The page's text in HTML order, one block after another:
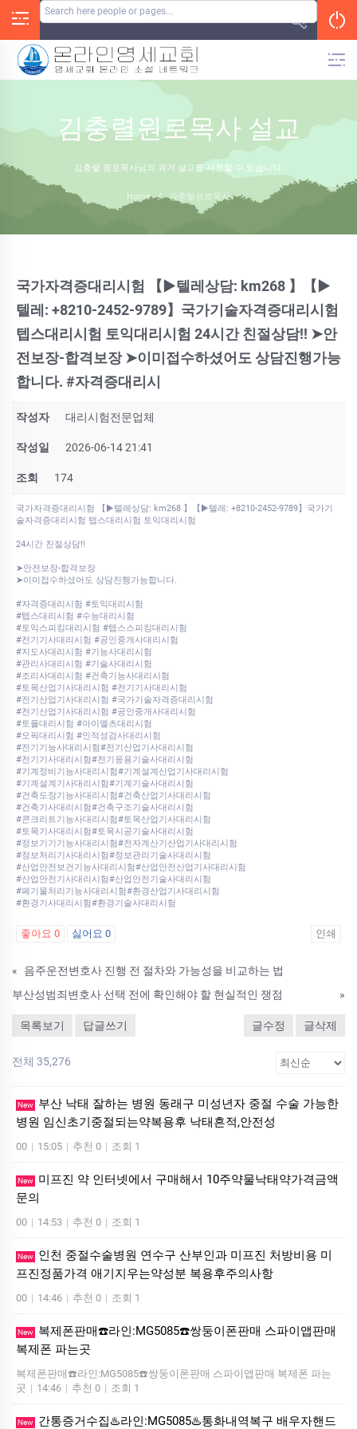
김충렬원로목사 설교
김충렬 원로목사님의 과거 설교를 시청할 수 있습니다.
Home / 김충렬원로목사
국가자격증대리시험 【▶텔레상담: km268 】【▶
텔레: +8210-2452-9789】국가기술자격증대리시험
텝스대리시험 토익대리시험 24시간 친절상담!! ➤안
전보장-합격보장 ➤이미접수하셨어도 상담진행가능
합니다. #자격증대리시
작성자 대리시험전문업체
작성일 2026-06-14 21:41
조회 174
국가자격증대리시험 【▶텔레상담: km268 】【▶텔레: +8210-2452-9789】국가기
술자격증대리시험 텝스대리시험 토익대리시험
24시간 친절상담!!
➤안전보장-합격보장
➤이미접수하셨어도 상담진행가능합니다.
#자격증대리시험 #토익대리시험
#텝스대리시험 #수능대리시험
#토익스피킹대리시험 #텝스스피킹대리시험
#전기기사대리시험 #공인중개사대리시험
#지도사대리시험 #기능사대리시험
#관리사대리시험 #기술사대리시험
#조리사대리시험 #건축기능사대리시험
#토목산업기사대리시험 #전기기사대리시험
#전기산업기사대리시험 #국가기술자격증대리시험
#전기산업기사대리시험 #공인중개사대리시험
#토플대리시험 #아이엘츠대리시험
#오픽대리시험 #인적성검사대리시험
#전기기능사대리시험#전기산업기사대리시험
#전기기사대리시험#전기응용기술사대리시험
#기계정비기능사대리시험#기계설계산업기사대리시험
#기계설계기사대리시험#기계기술사대리시험
#건축도장기능사대리시험#건축산업기사대리시험
#건축기사대리시험#건축구조기술사대리시험
#콘크리트기능사대리시험#토목산업기사대리시험
#토목기사대리시험#토목시공기술사대리시험
#정보기기기능사대리시험#전자계산기산업기사대리시험
#정보처리기사대리시험#정보관리기술사대리시험
#산업안전보건기능사대리시험#산업안전산업기사대리시험
#산업안전기사대리시험#산업안전기술사대리시험
#폐기물처리기능사대리시험#환경산업기사대리시험
#환경기사대리시험#환경기술사대리시험
좋아요 0 싫어요 0 인쇄
«
음주운전변호사 진행 전 절차와 가능성을 비교하는 법
부산성범죄변호사 선택 전에 확인해야 할 현실적인 쟁점
»
목록보기 답글쓰기 글수정 글삭제
전체 35,276
New
부산 낙태 잘하는 병원 동래구 미성년자 중절 수술 가능한
병원 임신초기중절되는약복용후 낙태흔적,안전성
00 | 15:05 | 추천 0 | 조회 1
New
미프진 약 인터넷에서 구매해서 10주약물낙태약가격금액
문의
00 | 14:53 | 추천 0 | 조회 1
New
인천 중절수술병원 연수구 산부인과 미프진 처방비용 미
프진정품가격 애기지우는약성분 복용후주의사항
00 | 14:46 | 추천 0 | 조회 1
New
복제폰판매☎️라인:MG5085☎️쌍둥이폰판매 스파이앱판매
복제폰 파는곳
복제폰판매☎️라인:MG5085☎️쌍둥이폰판매 스파이앱판매 복제폰 파는
곳 | 14:46 | 추천 0 | 조회 1
New 간통증거수집♨️라인:MG5085♨️통화내역복구 배우자핸드